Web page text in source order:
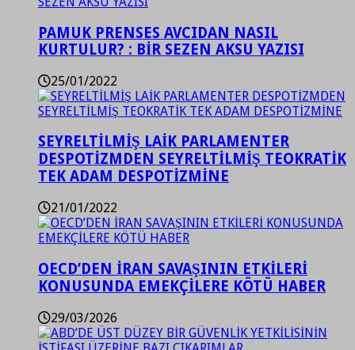
PAMUK PRENSES AVCIDAN NASIL
KURTULUR? : BİR SEZEN AKSU YAZISI
25/01/2022
SEYRELTİLMİŞ LAİK PARLAMENTER
DESPOTİZMDEN SEYRELTİLMİŞ TEOKRATİK
TEK ADAM DESPOTİZMİNE
21/01/2022
OECD’DEN İRAN SAVAŞININ ETKİLERİ
KONUSUNDA EMEKÇİLERE KÖTÜ HABER
29/03/2026